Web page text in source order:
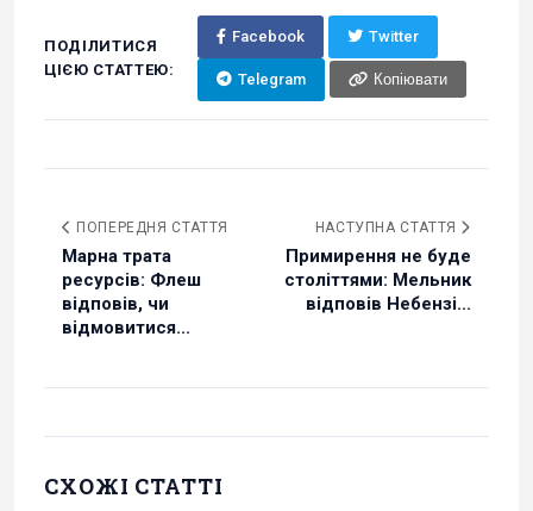
ПОДІЛИТИСЯ
ЦІЄЮ СТАТТЕЮ:
Facebook Twitter
Telegram Копіювати
ПОПЕРЕДНЯ СТАТТЯ
Марна трата
ресурсів: Флеш
відповів, чи
відмовитися...
НАСТУПНА СТАТТЯ
Примирення не буде
століттями: Мельник
відповів Небензі...
СХОЖІ СТАТТІ